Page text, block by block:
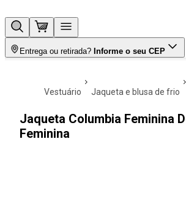
Entrega ou retirada? Informe o seu CEP
vestuário jaqueta e blusa de frio
Jaqueta Columbia Feminina
Feminina